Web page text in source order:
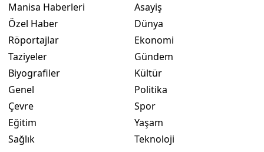
Manisa Haberleri
Özel Haber
Röportajlar
Taziyeler
Biyografiler
Genel
Çevre
Eğitim
Sağlık
Asayiş
Dünya
Ekonomi
Gündem
Kültür
Politika
Spor
Yaşam
Teknoloji